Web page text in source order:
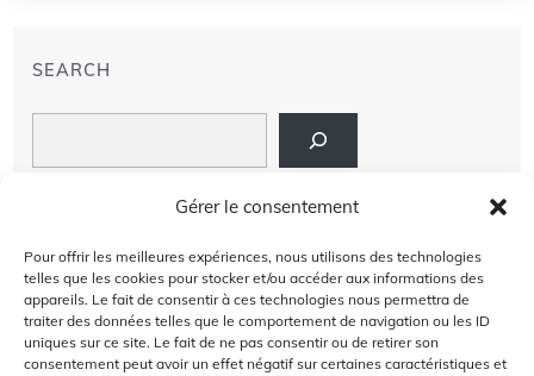
Gérer le consentement
Pour offrir les meilleures expériences, nous utilisons des technologies
telles que les cookies pour stocker et/ou accéder aux informations des
appareils. Le fait de consentir à ces technologies nous permettra de
traiter des données telles que le comportement de navigation ou les ID
uniques sur ce site. Le fait de ne pas consentir ou de retirer son
consentement peut avoir un effet négatif sur certaines caractéristiques et
SEARCH
À PROPOS DE NOUS
AVIS DE NON-RESPONSABILITÉ